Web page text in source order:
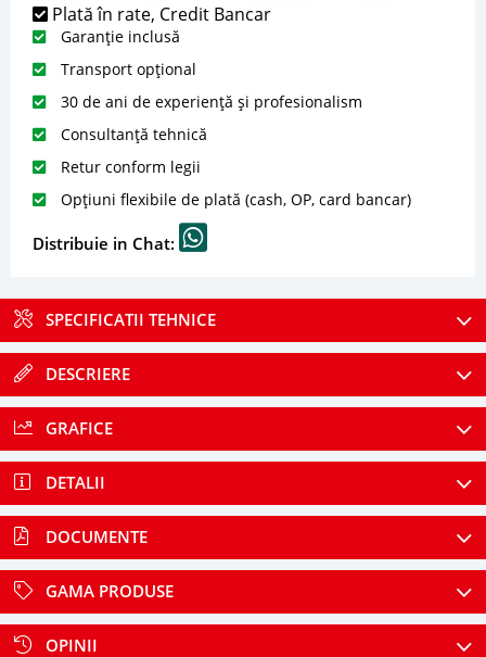
Plată în rate, Credit Bancar
Garanție inclusă
Transport opțional
30 de ani de experiență și profesionalism
Consultanță tehnică
Retur conform legii
Opțiuni flexibile de plată (cash, OP, card bancar)
Distribuie in Chat:
SPECIFICATII TEHNICE
DESCRIERE
GRAFICE
DETALII
DOCUMENTE
GAMA PRODUSE
OPINII